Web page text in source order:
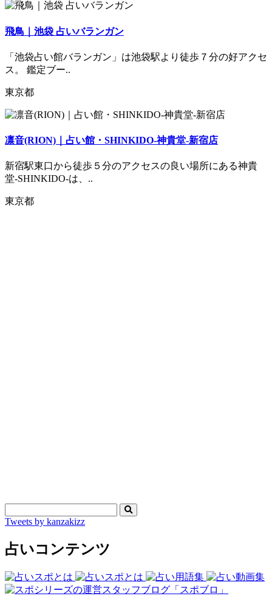
飛鳥｜池袋 占いバランガン
「池袋占い館バランガン」は池袋駅より徒歩７分の好アクセ
ス。 鑑定ブー..
東京都
凛音(RION)｜占い館・SHINKIDO-神貴堂-新宿店
新宿駅東口から徒歩５分のアクセスの良い場所にある神貴
堂-SHINKIDO-は、..
東京都
Tweets by kanzakizz
占いコンテンツ